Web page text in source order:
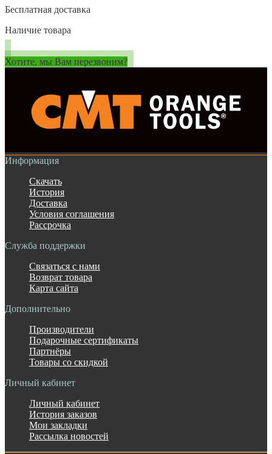
Бесплатная доставка
Наличие товара
Хотите, мы Вам перезвоним?
Информация
Скачать
История
Доставка
Условия соглашения
Рассрочка
Служба поддержки
Связаться с нами
Возврат товара
Карта сайта
Дополнительно
Производители
Подарочные сертификаты
Партнёры
Товары со скидкой
Личный кабинет
Личный кабинет
История заказов
Мои закладки
Рассылка новостей